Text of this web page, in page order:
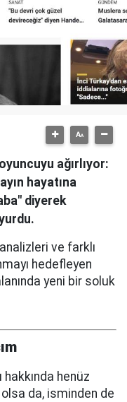
ağırlıyor:
hayatına
diyerek
ve farklı
hedefleyen
yeni bir soluk
henüz
olsa da, isminden de